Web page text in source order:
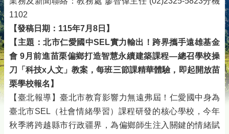
1102
【發稿日期：115年7月8日】
【主題：北市仁愛國中SEL實力輸出！跨界攜手遠雄基金
會 9月前進苗栗偏鄉打造智慧永續建築課程—總召學校操
刀「科技x人文」教案，每班三節課精華體驗，即起開放苗
栗學校報名】
【臺北報導】臺北市教育影響力無遠弗屆！仁愛國中身為
臺北市SEL（社會情緒學習）課程研發的核心學校，今年
秋季將跨越縣市行政疆界，為偏鄉師生注入關鍵的情緒賦